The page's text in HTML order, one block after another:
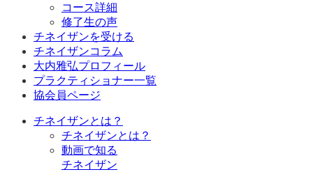
コース詳細
修了生の声
チネイザンを受ける
チネイザンコラム
大内雅弘プロフィール
プラクティショナー一覧
協会員ページ
チネイザンとは？
チネイザンとは？
動画で知る
チネイザン